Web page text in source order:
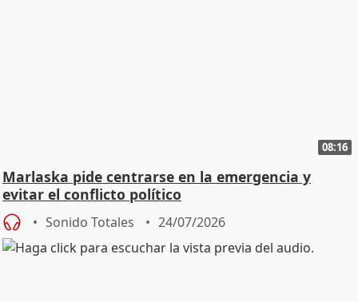
08:16
Marlaska pide centrarse en la emergencia y
evitar el conflicto político
Sonido Totales 24/07/2026